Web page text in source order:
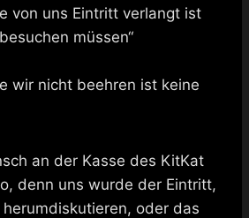
von uns Eintritt verlangt ist
müssen“
wir nicht beehren ist keine
an der Kasse des KitKat
denn uns wurde der Eintritt,
oder das